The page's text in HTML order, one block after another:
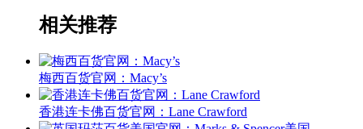
相关推荐
梅西百货官网：Macy’s
香港连卡佛百货官网：Lane Crawford